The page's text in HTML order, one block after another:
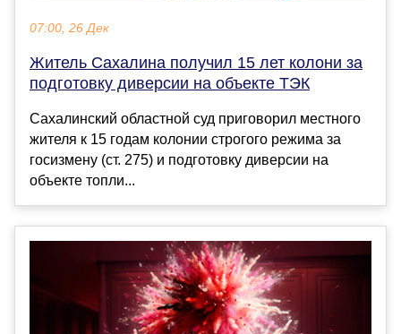
07:00, 26 Дек
Житель Сахалина получил 15 лет колони за
подготовку диверсии на объекте ТЭК
Сахалинский областной суд приговорил местного
жителя к 15 годам колонии строгого режима за
госизмену (ст. 275) и подготовку диверсии на
объекте топли...